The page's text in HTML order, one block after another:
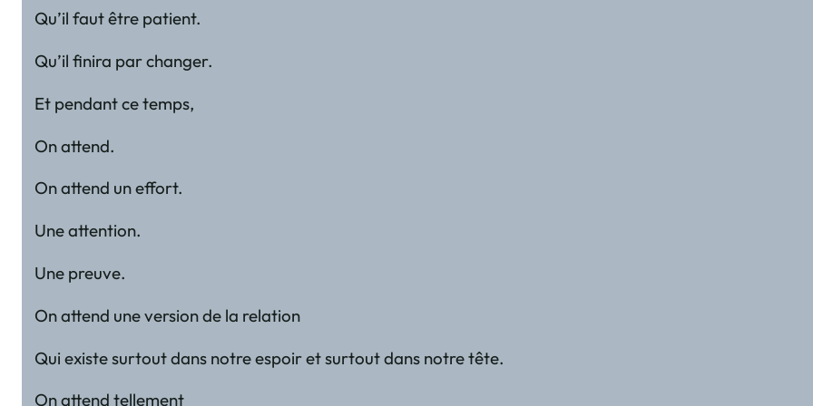
Qu’il faut être patient.
Qu’il finira par changer.
Et pendant ce temps,
On attend.
On attend un effort.
Une attention.
Une preuve.
On attend une version de la relation
Qui existe surtout dans notre espoir et surtout dans notre tête.
On attend tellement